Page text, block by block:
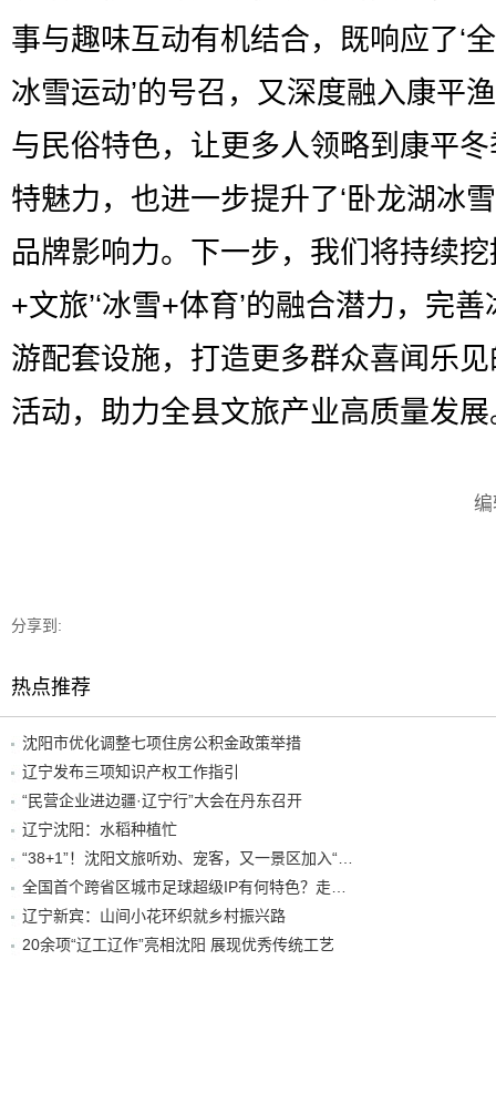
事与趣味互动有机结合，既响应了‘
冰雪运动’的号召，又深度融入康平
与民俗特色，让更多人领略到康平
特魅力，也进一步提升了‘卧龙湖冰
品牌影响力。下一步，我们将持续挖
+文旅’‘冰雪+体育’的融合潜力，完
游配套设施，打造更多群众喜闻乐
活动，助力全县文旅产业高质量发展
分享到:
热点推荐
沈阳市优化调整七项住房公积金政策举措
辽宁发布三项知识产权工作指引
“民营企业进边疆·辽宁行”大会在丹东召开
辽宁沈阳：水稻种植忙
辽宁新宾：山间小花环织就乡村振兴路
20余项“辽工辽作”亮相沈阳 展现优秀传统工艺